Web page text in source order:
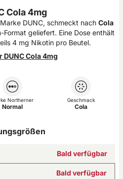
Cola 4mg
DUNC, schmeckt nach Cola
Format geliefert. Eine Dose enthält
4 mg Nikotin pro Beutel.
DUNC Cola 4mg
Northerner
Normal
Geschmack
Cola
Bald verfügbar
Bald verfügbar